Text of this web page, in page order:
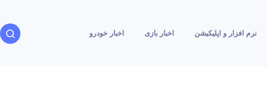
نرم افزار و اپلیکیشن اخبار بازی اخبار خودرو